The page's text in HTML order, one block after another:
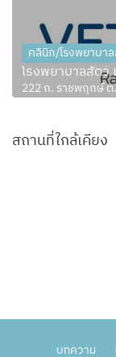
คลินิก/โรงพยาบา
โรงพยาบาลสัตว์
222 ถ. ราชพฤกษ์
สถานที่ใกล้เคียง
บทความ